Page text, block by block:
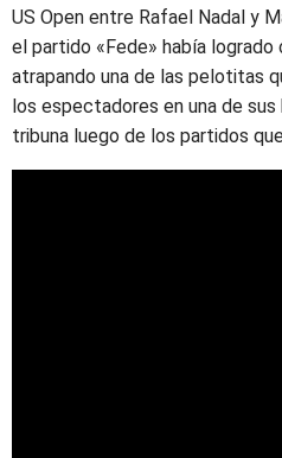
US Open entre Rafael Nadal y
el partido «Fede» había
atrapando una de las pelotitas
los espectadores en una de sus
tribuna luego de los partidos